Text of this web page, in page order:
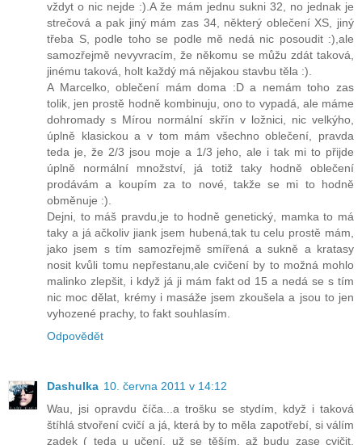
vždyt o nic nejde :).A že mám jednu sukni 32, no jednak je
strečová a pak jiný mám zas 34, některý oblečení XS, jiný
třeba S, podle toho se podle mě nedá nic posoudit :),ale
samozřejmě nevyvracím, že někomu se můžu zdát taková,
jinému taková, holt každý má nějakou stavbu těla :).
A Marcelko, oblečení mám doma :D a nemám toho zas
tolik, jen prostě hodně kombinuju, ono to vypadá, ale máme
dohromady s Mírou normální skřín v ložnici, nic velkýho,
úplně klasickou a v tom mám všechno oblečení, pravda
teda je, že 2/3 jsou moje a 1/3 jeho, ale i tak mi to přijde
úplně normální množství, já totiž taky hodně oblečení
prodávám a koupím za to nové, takže se mi to hodně
obměnuje :).
Dejni, to máš pravdu,je to hodně genetický, mamka to má
taky a já ačkoliv jiank jsem hubená,tak tu celu prostě mám,
jako jsem s tím samozřejmě smířená a sukně a kratasy
nosit kvůli tomu nepřestanu,ale cvičení by to možná mohlo
malinko zlepšit, i když já ji mám fakt od 15 a nedá se s tím
nic moc dělat, krémy i masáže jsem zkoušela a jsou to jen
vyhozené prachy, to fakt souhlasím.
Odpovědět
Dashulka 10. června 2011 v 14:12
Wau, jsi opravdu číča...a trošku se stydím, když i taková
štíhlá stvoření cvičí a já, která by to měla zapotřebí, si válím
zadek ( teda u učení, už se těším, až budu zase cvičit,